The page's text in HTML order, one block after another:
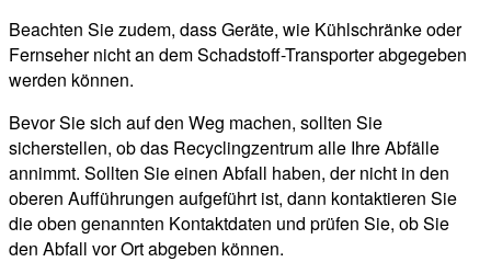
Beachten Sie zudem, dass Geräte, wie Kühlschränke oder
Fernseher nicht an dem Schadstoff-Transporter abgegeben
werden können.
Bevor Sie sich auf den Weg machen, sollten Sie
sicherstellen, ob das Recyclingzentrum alle Ihre Abfälle
annimmt. Sollten Sie einen Abfall haben, der nicht in den
oberen Aufführungen aufgeführt ist, dann kontaktieren Sie
die oben genannten Kontaktdaten und prüfen Sie, ob Sie
den Abfall vor Ort abgeben können.